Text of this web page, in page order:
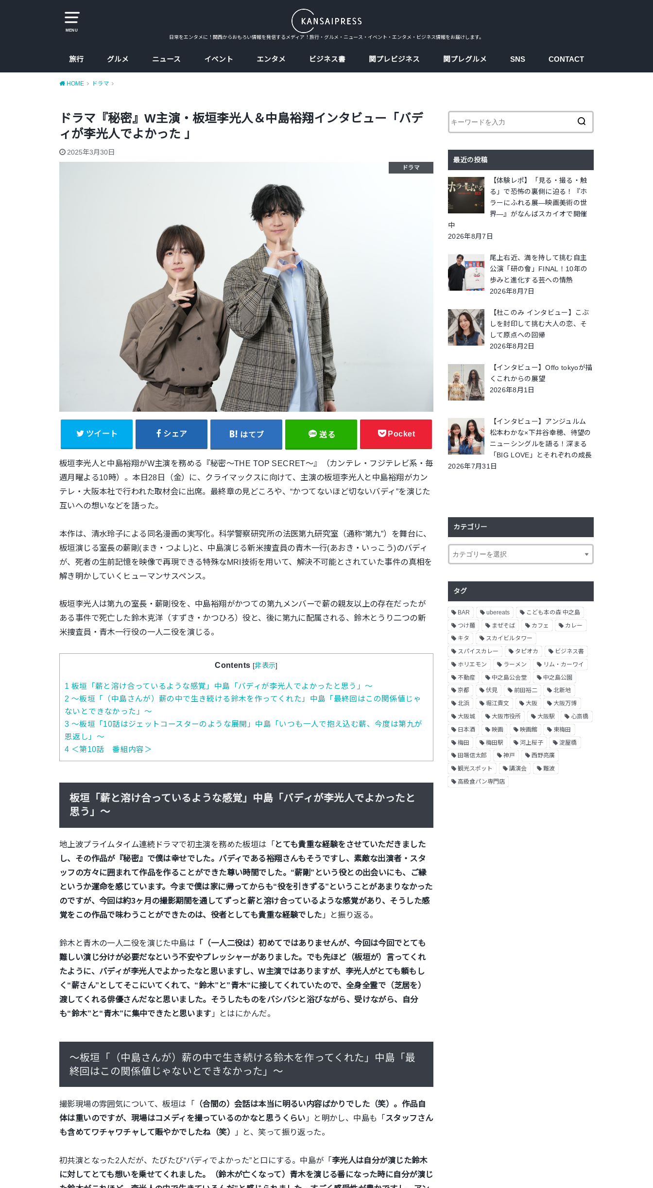
MENU
日常をエンタメに！関西からおもろい情報を発信するメディア！旅行・グルメ・ニュース・イベント・エンタメ・ビジネス情報をお届けします。
旅行
大阪
京都
兵庫
奈良
グルメ ニュース イベント エンタメ ビジネス書 関プレビジネス 関プレグルメ SNS CONTACT
HOME ドラマ
ドラマ『秘密』W主演・板垣李光人＆中島裕翔インタビュー「バデ
ィが李光人でよかった 」
2025年3月30日
ドラマ
ツイート シェア はてブ 送る Pocket
板垣李光人と中島裕翔がW主演を務める『秘密～THE TOP SECRET～』（カンテレ・フジテレビ系・毎
週月曜よる10時）。本日28日（金）に、クライマックスに向けて、主演の板垣李光人と中島裕翔がカン
テレ・大阪本社で行われた取材会に出席。最終章の見どころや、“かつてないほど切ないバディ”を演じた
互いへの想いなどを語った。
本作は、清水玲子による同名漫画の実写化。科学警察研究所の法医第九研究室（通称“第九”）を舞台に、
板垣演じる室長の薪剛(まき・つよし)と、中島演じる新米捜査員の青木一行(あおき・いっこう)のバディ
が、死者の生前記憶を映像で再現できる特殊なMRI技術を用いて、解決不可能とされていた事件の真相を
解き明かしていくヒューマンサスペンス。
板垣李光人は第九の室長・薪剛役を、中島裕翔がかつての第九メンバーで薪の親友以上の存在だったが
ある事件で死亡した鈴木克洋（すずき・かつひろ）役と、後に第九に配属される、鈴木とうり二つの新
米捜査員・青木一行役の一人二役を演じる。
Contents [非表示]
1 板垣「薪と溶け合っているような感覚」中島「バディが李光人でよかったと思う」～
2 ～板垣「（中島さんが）薪の中で生き続ける鈴木を作ってくれた」中島「最終回はこの関係値じゃ
ないとできなかった」～
3 ～板垣「10話はジェットコースターのような展開」中島「いつも一人で抱え込む薪、今度は第九が
恩返し」～
4 ＜第10話 番組内容＞
板垣「薪と溶け合っているような感覚」中島「バディが李光人でよかったと
思う」～
地上波プライムタイム連続ドラマで初主演を務めた板垣は「とても貴重な経験をさせていただきました
し、その作品が『秘密』で僕は幸せでした。バディである裕翔さんもそうですし、素敵な出演者・スタ
ッフの方々に囲まれて作品を作ることができた尊い時間でした。“薪剛”という役との出会いにも、ご縁
というか運命を感じています。今まで僕は家に帰ってからも“役を引きずる”ということがあまりなかった
のですが、今回は約3ヶ月の撮影期間を通してずっと薪と溶け合っているような感覚があり、そうした感
覚をこの作品で味わうことができたのは、役者としても貴重な経験でした 」と振り返る。
鈴木と青木の一人二役を演じた中島は 「（一人二役は）初めてではありませんが、今回は今回でとても
難しい演じ分けが必要だなという不安やプレッシャーがありました。でも先ほど（板垣が）言ってくれ
たように、バディが李光人でよかったなと思いますし、W主演ではありますが、李光人がとても頼もし
く“薪さん”としてそこにいてくれて、“鈴木”と”青木“に接してくれていたので、全身全霊で（芝居を）
渡してくれる俳優さんだなと思いました。そうしたものをバシバシと浴びながら、受けながら、自分
も“鈴木”と“青木”に集中できたと思います 」とはにかんだ。
～板垣「（中島さんが）薪の中で生き続ける鈴木を作ってくれた」
中島「最
終回はこの関係値じゃないとできなかった」～
撮影現場の雰囲気について、板垣は「 （合間の）会話は本当に明るい内容ばかりでした（笑）。作品自
体は重いのですが、現場はコメディを撮っているのかなと思うくらい 」と明かし、中島も「スタッフさん
も含めてワチャワチャして賑やかでしたね（笑）
」と、笑って振り返った。
初共演となった2人だが、たびたび“バディでよかった”と口にする。中島が「李光人は自分が演じた鈴木
に対してとても想いを乗せてくれました。（鈴木が亡くなって）青木を演じる番になった時に自分が演じ
最近の投稿
【体験レポ】「見る・撮る・触
る」で恐怖の裏側に迫る！『ホ
ラーにふれる展―映画美術の世
界―』がなんばスカイオで開催
中
2026年8月7日
尾上右近、満を持して挑む自主
公演「研の會」FINAL！10年の
歩みと進化する芸への情熱
2026年8月7日
【杜このみ インタビュー】こぶ
しを封印して挑む大人の恋、そ
して原点への回帰
2026年8月2日
【インタビュー】Offo tokyoが描
くこれからの展望
2026年8月1日
【インタビュー】アンジュルム
松本わかな×下井谷幸穂、待望の
ニューシングルを語る！深まる
「BIG LOVE」とそれぞれの成長
2026年7月31日
カテゴリー
タグ
BAR ubereats
こども本の森 中之島
つけ麺
まぜそば カフェ
カレー
キタ
スカイビルタワー
スパイスカレー
タピオカ
ビジネス書
ホリエモン
ラーメン
リム・カーワイ
不動産
中之島公会堂
中之島公園
京都
伏見 前田裕二
北新地
北浜
堀江貴文 大阪
大阪万博
大阪城
大阪市役所 大阪駅
心斎橋
日本酒
映画 映画館
東梅田
梅田
梅田駅 河上桜子
淀屋橋
田端信太郎
神戸
西野亮廣
観光スポット
講演会
難波
高級食パン専門店